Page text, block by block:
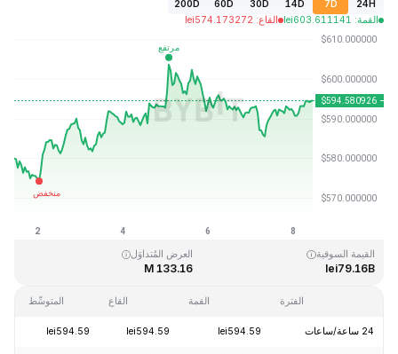
24H
7D
14D
30D
60D
200D
القمة:
lei603.611141 القاع:
lei574.173272
آخر تحديث: 2026-08-08، 10:59 GMT+0
القيمة السوقية
lei79.16B
العرض المُتداوَل
133.16 M
الفترة القمة القاع المتوسِّط
24 ساعة/ساعات lei594.59
lei594.59
lei594.59